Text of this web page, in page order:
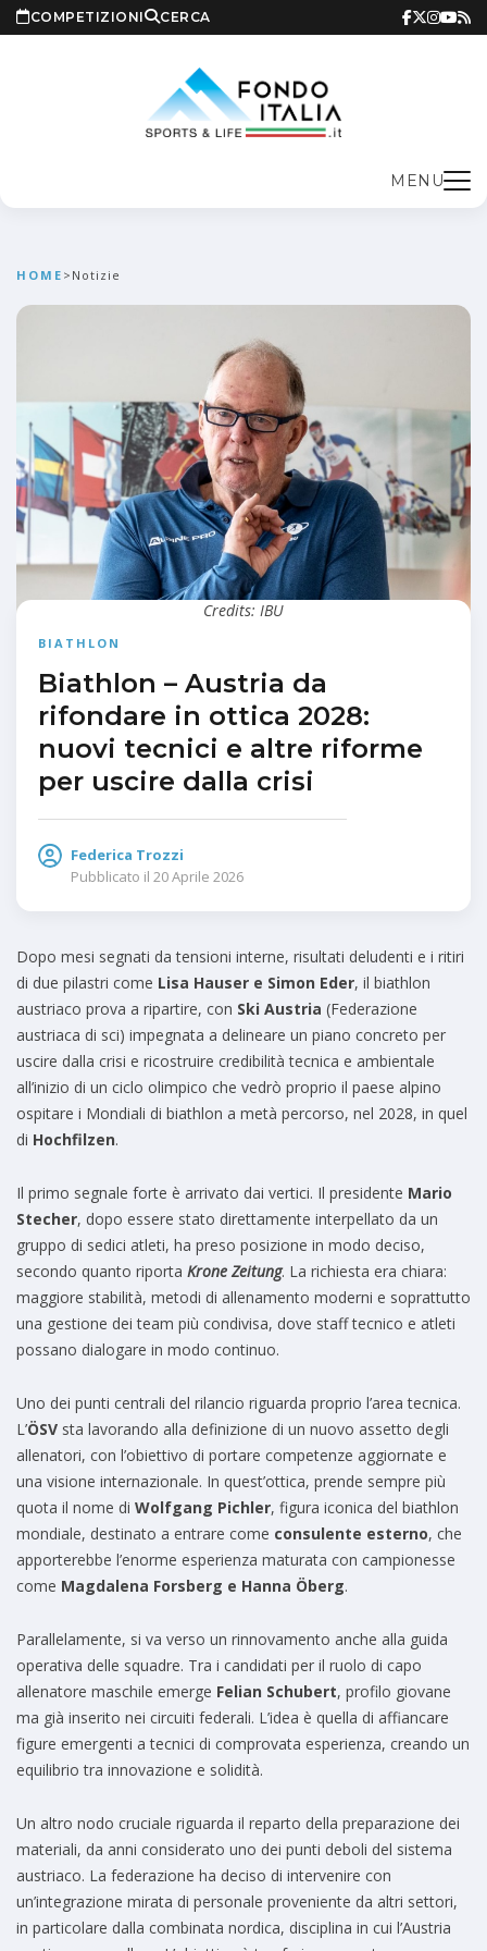
COMPETIZIONI CERCA
MENU
HOME > Notizie
BIATHLON
Biathlon – Austria da
rifondare in ottica 2028:
nuovi tecnici e altre riforme
per uscire dalla crisi
Federica Trozzi
Pubblicato il 20 Aprile 2026
Credits: IBU
Dopo mesi segnati da tensioni interne, risultati deludenti e i ritiri
di due pilastri come Lisa Hauser e Simon Eder, il biathlon
austriaco prova a ripartire, con Ski Austria (Federazione
austriaca di sci) impegnata a delineare un piano concreto per
uscire dalla crisi e ricostruire credibilità tecnica e ambientale
all’inizio di un ciclo olimpico che vedrò proprio il paese alpino
ospitare i Mondiali di biathlon a metà percorso, nel 2028, in quel
di Hochfilzen.
Il primo segnale forte è arrivato dai vertici. Il presidente Mario
Stecher, dopo essere stato direttamente interpellato da un
gruppo di sedici atleti, ha preso posizione in modo deciso,
secondo quanto riporta Krone Zeitung. La richiesta era chiara:
maggiore stabilità, metodi di allenamento moderni e soprattutto
una gestione dei team più condivisa, dove staff tecnico e atleti
possano dialogare in modo continuo.
Uno dei punti centrali del rilancio riguarda proprio l’area tecnica.
L’ÖSV sta lavorando alla definizione di un nuovo assetto degli
allenatori, con l’obiettivo di portare competenze aggiornate e
una visione internazionale. In quest’ottica, prende sempre più
quota il nome di Wolfgang Pichler, figura iconica del biathlon
mondiale, destinato a entrare come consulente esterno, che
apporterebbe l’enorme esperienza maturata con campionesse
come Magdalena Forsberg e Hanna Öberg.
Parallelamente, si va verso un rinnovamento anche alla guida
operativa delle squadre. Tra i candidati per il ruolo di capo
allenatore maschile emerge Felian Schubert, profilo giovane
ma già inserito nei circuiti federali. L’idea è quella di affiancare
figure emergenti a tecnici di comprovata esperienza, creando un
equilibrio tra innovazione e solidità.
Un altro nodo cruciale riguarda il reparto della preparazione dei
materiali, da anni considerato uno dei punti deboli del sistema
austriaco. La federazione ha deciso di intervenire con
un’integrazione mirata di personale proveniente da altri settori,
in particolare dalla combinata nordica, disciplina in cui l’Austria